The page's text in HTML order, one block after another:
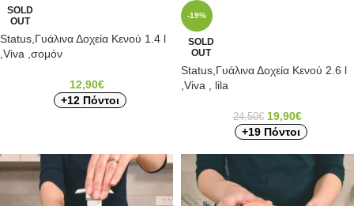
SOLD
OUT
Status,Γυάλινα Δοχεία Κενού 1.4 l
,Viva ,σομόν
12,90€
+12 Πόντοι
-19%
SOLD
OUT
Status,Γυάλινα Δοχεία Κενού 2.6 l
,Viva , lila
24,50€ 19,90€
+19 Πόντοι